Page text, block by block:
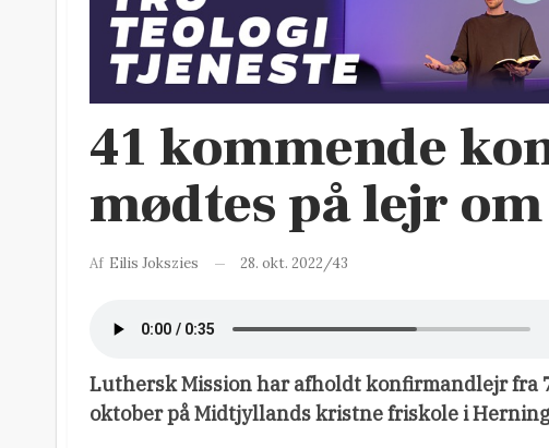
41 kommende
mødtes på lejr
Af Eilis Jokszies 28. okt. 2022/43
Luthersk Mission har afholdt konfirmandlejr fra
oktober på Midtjyllands kristne friskole i